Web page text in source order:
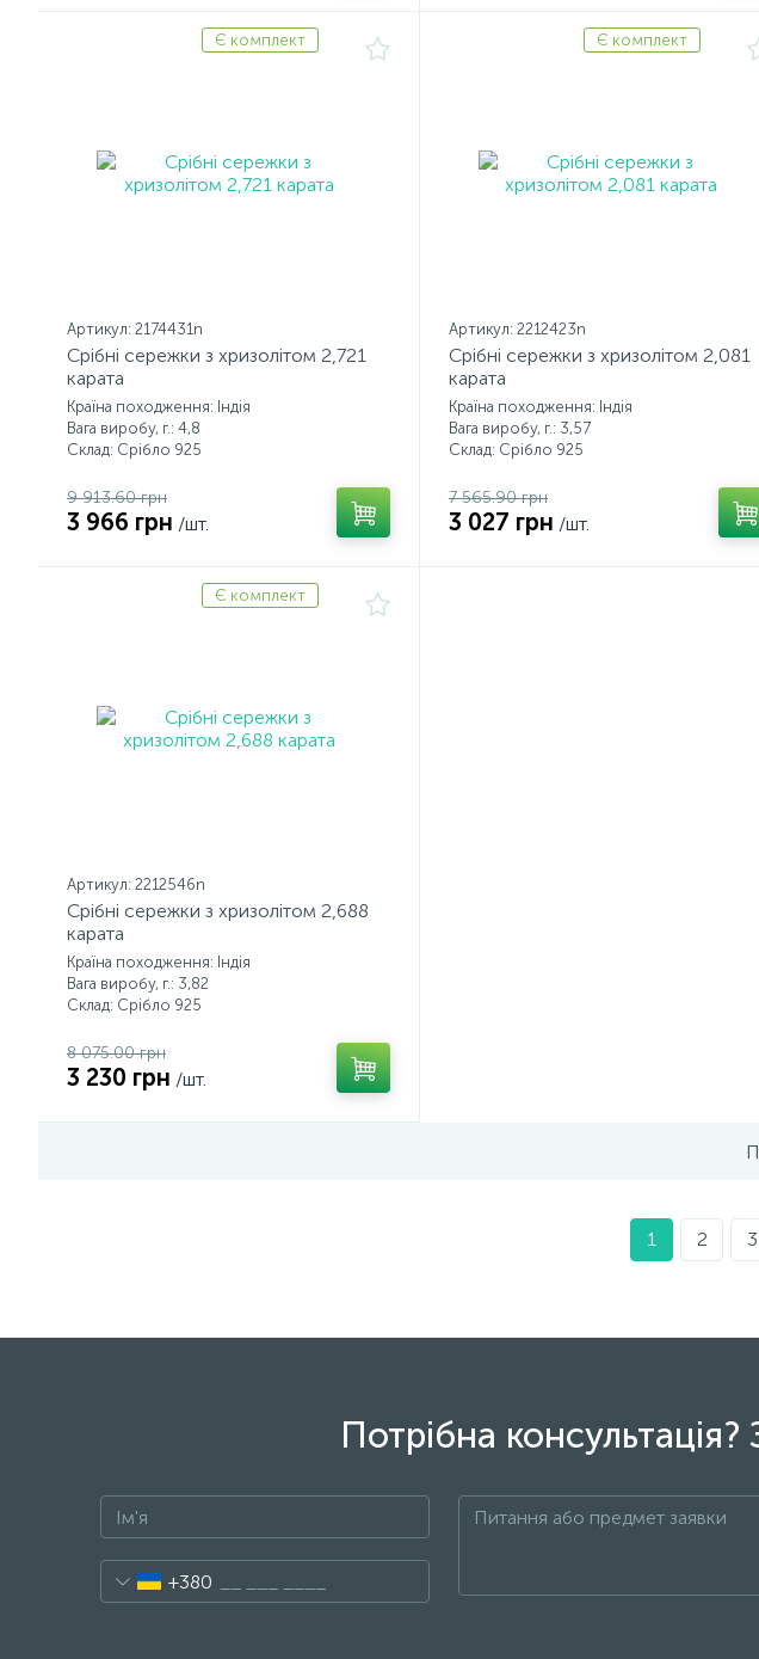
Є комплект
Артикул: 2174431n
Срібні сережки з хризолітом 2,721
карата
Країна походження: Індія
Вага виробу, г.: 4,8
Склад: Срібло 925
9 913.60 грн
3 966 грн /шт.
Є комплект
Артикул: 2212423n
Срібні сережки з хризолітом 2,081
карата
Країна походження: Індія
Вага виробу, г.: 3,57
Склад: Срібло 925
7 565.90 грн
3 027 грн /шт.
Є комплект
Артикул: 2212546n
Срібні сережки з хризолітом 2,688
карата
Країна походження: Індія
Вага виробу, г.: 3,82
Склад: Срібло 925
8 075.00 грн
3 230 грн /шт.
1 2 3
Потрібна
+380